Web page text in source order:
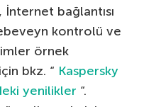
İnternet bağlantısı
kontrolü ve
örnek
bkz. “ Kaspersky
yenilikler “.